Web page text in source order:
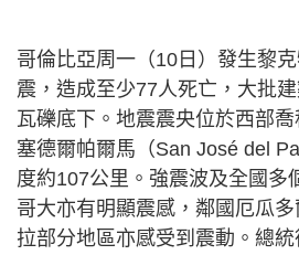
哥倫比亞周一（10日）發生黎
震，造成至少77人死亡，大批
瓦礫底下。地震震央位於西部
塞德爾帕爾馬（San José del
度約107公里。強震波及全國多
哥大亦有明顯震感，鄰國厄瓜
拉部分地區亦感受到震動。總